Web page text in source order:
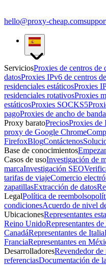
hello@proxy-cheap.com
ServiciosProxies de centros de
datosProxies IPv6 de centros
residenciales estáticosProxies
residenciales rotativosProxies
estáticosProxies SOCKS5
pagoProxies de ancho de
Proxy baratoPreciosProxies de
proxy de Google Chrome
FirefoxBlogContáctenos
Base de conocimientos
Casos de usoInvestigación de
marcaInvestigación SEO
tarifas de viajeComercio
zapatillasExtracción de datos
LegalPolítica de reembolso
condicionesAcuerdo de nivel
UbicacionesRepresentantes
Reino UnidoRepresentantes
CanadáRepresentantes de Italia
FranciaRepresentantes en
DesarrolladoresRevendedor de
referenciasDocumentación de